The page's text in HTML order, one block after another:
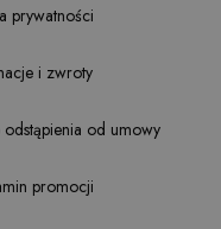
prywatności
i zwroty
od umowy
promocji